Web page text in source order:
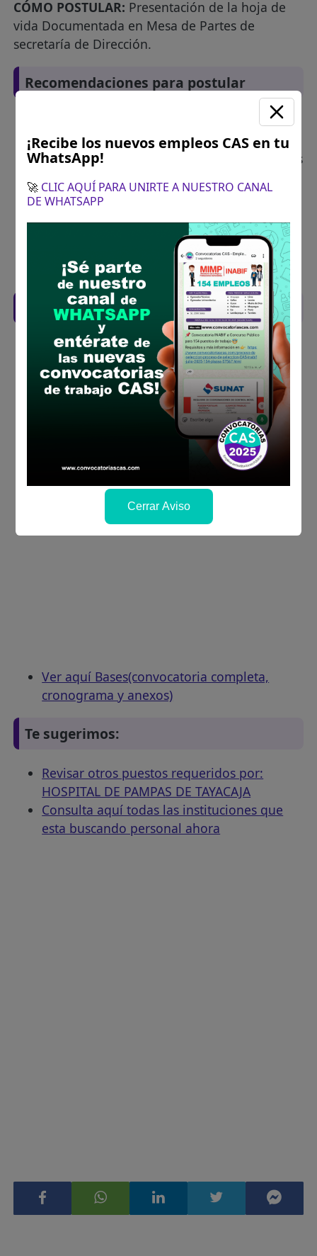
CÓMO POSTULAR: Presentación de la hoja de
vida Documentada en Mesa de Partes de
secretaría de Dirección.
Recomendaciones para postular
Descarga y revisa a detalle las bases del
concurso público
Antes de postular, verifica si cumples con los
requisitos para el puesto
Prepara tu documentación y presentalo en
Revisar el cronograma para conocer cuando
se publicará los resultados
Descarga aquí las Bases
Ver aquí Bases(convocatoria completa,
cronograma y anexos)
Te sugerimos:
Revisar otros puestos requeridos por:
HOSPITAL DE PAMPAS DE TAYACAJA
Consulta aquí todas las instituciones que
esta buscando personal ahora
¡Recibe los nuevos empleos CAS en tu
WhatsApp!
🚀 CLIC AQUÍ PARA UNIRTE A NUESTRO CANAL
DE WHATSAPP
Cerrar Aviso